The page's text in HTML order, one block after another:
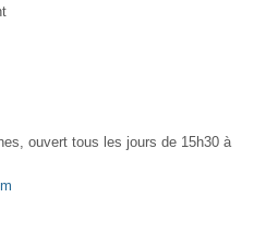
ouvert tous les jours de 15h30 à